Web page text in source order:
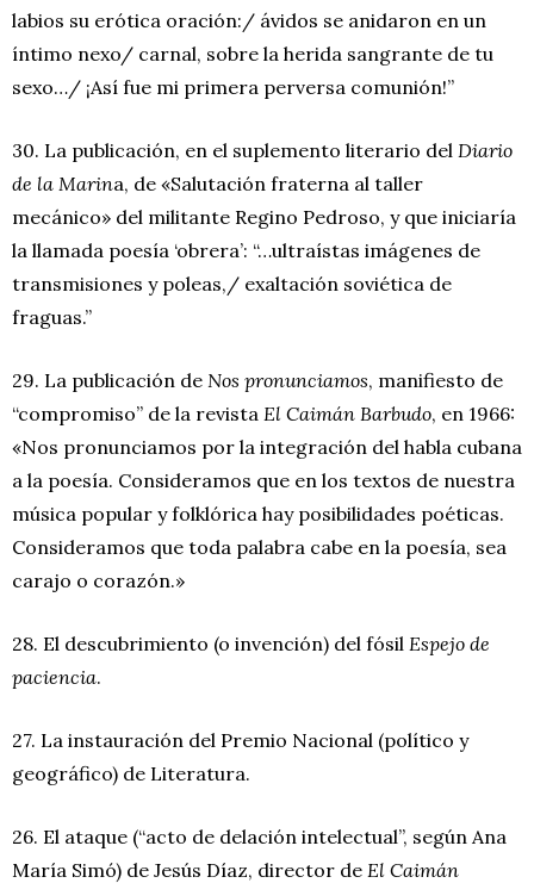
labios su erótica oración:/ ávidos se anidaron en un
íntimo nexo/ carnal, sobre la herida sangrante de tu
sexo…/ ¡Así fue mi primera perversa comunión!”
30. La publicación, en el suplemento literario del Diario
de la Marina, de «Salutación fraterna al taller
mecánico» del militante Regino Pedroso, y que iniciaría
la llamada poesía ‘obrera’: “…ultraístas imágenes de
transmisiones y poleas,/ exaltación soviética de
fraguas.”
29. La publicación de Nos pronunciamos, manifiesto de
“compromiso” de la revista El Caimán Barbudo, en 1966:
«Nos pronunciamos por la integración del habla cubana
a la poesía. Consideramos que en los textos de nuestra
música popular y folklórica hay posibilidades poéticas.
Consideramos que toda palabra cabe en la poesía, sea
carajo o corazón.»
28. El descubrimiento (o invención) del fósil Espejo de
paciencia.
27. La instauración del Premio Nacional (político y
geográfico) de Literatura.
26. El ataque (“acto de delación intelectual”, según Ana
María Simó) de Jesús Díaz, director de El Caimán